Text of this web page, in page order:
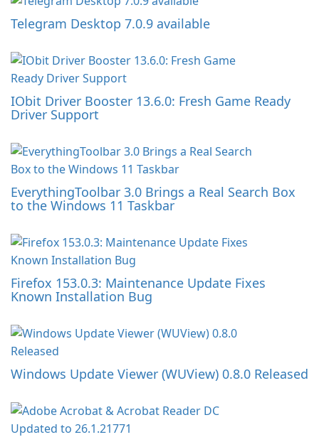
Telegram Desktop 7.0.9 available
IObit Driver Booster 13.6.0: Fresh Game Ready
Driver Support
EverythingToolbar 3.0 Brings a Real Search Box
to the Windows 11 Taskbar
Firefox 153.0.3: Maintenance Update Fixes
Known Installation Bug
Windows Update Viewer (WUView) 0.8.0 Released